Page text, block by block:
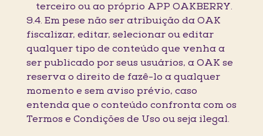
terceiro ou ao próprio APP OAKBERRY.
9.4. Em pese não ser atribuição da OAK
fiscalizar, editar, selecionar ou editar
qualquer tipo de conteúdo que venha a
ser publicado por seus usuários, a OAK se
reserva o direito de fazê-lo a qualquer
momento e sem aviso prévio, caso
entenda que o conteúdo confronta com os
Termos e Condições de Uso ou seja ilegal.